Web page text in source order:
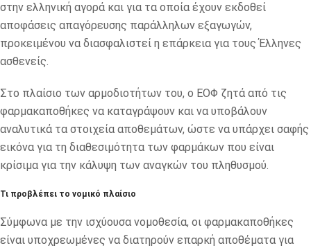
στην ελληνική αγορά και για τα οποία έχουν εκδοθεί
αποφάσεις απαγόρευσης παράλληλων εξαγωγών,
προκειμένου να διασφαλιστεί η επάρκεια για τους Έλληνες
ασθενείς.
Στο πλαίσιο των αρμοδιοτήτων του, ο ΕΟΦ ζητά από τις
φαρμακαποθήκες να καταγράψουν και να υποβάλουν
αναλυτικά τα στοιχεία αποθεμάτων, ώστε να υπάρχει σαφής
εικόνα για τη διαθεσιμότητα των φαρμάκων που είναι
κρίσιμα για την κάλυψη των αναγκών του πληθυσμού.
Τι προβλέπει το νομικό πλαίσιο
Σύμφωνα με την ισχύουσα νομοθεσία, οι φαρμακαποθήκες
είναι υποχρεωμένες να διατηρούν επαρκή αποθέματα για